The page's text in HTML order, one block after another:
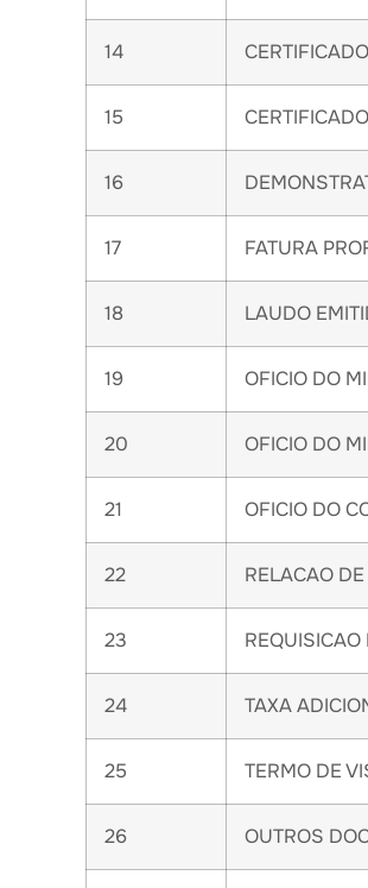
14
15
16
17 FATURA
18 LAUDO
19 OFICIO DO
20 OFICIO DO
21 OFICIO DO
22 RELACAO
23
24 TAXA
25 TERMO DE
26 OUTROS